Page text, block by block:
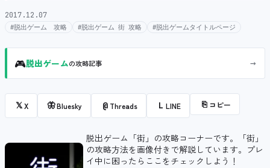
2017.12.07
#脱出ゲーム 攻略 #脱出ゲーム 街 攻略 #脱出ゲームタイトルページ
🎮脱出ゲームの攻略記事 →
𝕏X 🦋Bluesky @ Threads L LINE ⎘ コピー
脱出ゲーム「街」の攻略コーナーです。「街」
の攻略方法を画像付きで解説しています。プレ
イ中に困ったらここをチェックしよう！